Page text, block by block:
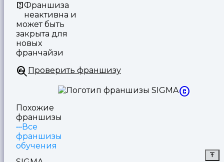
Франшиза
неактивна и
может быть
закрыта для
новых
франчайзи
Проверить франшизу
Похожие
франшизы
Все
франшизы
обучения